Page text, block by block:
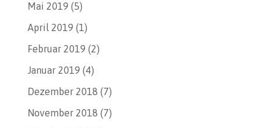
Mai 2019 (5)
April 2019 (1)
Februar 2019 (2)
Januar 2019 (4)
Dezember 2018 (7)
November 2018 (7)